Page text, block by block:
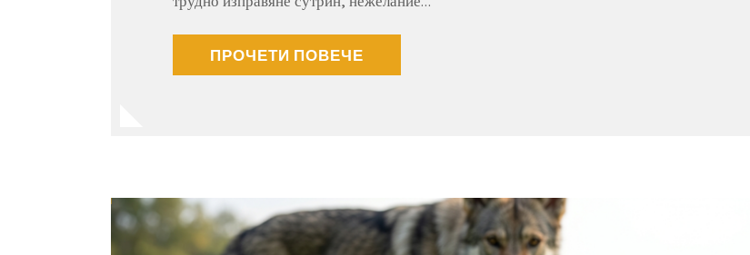
ПРОЧЕТИ ПОВЕЧЕ